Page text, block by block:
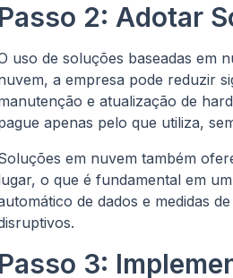
Passo 2: Adotar
uso de soluções baseadas em
a empresa pode reduzir
e atualização de
apenas pelo que utiliza,
em nuvem também
o que é fundamental em
de dados e medidas
Passo 3: